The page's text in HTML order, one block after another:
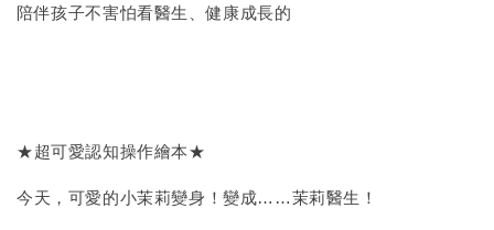
陪伴孩子不害怕看醫生、健康成長的
★超可愛認知操作繪本★
今天，可愛的小茉莉變身！變成……茉莉醫生！